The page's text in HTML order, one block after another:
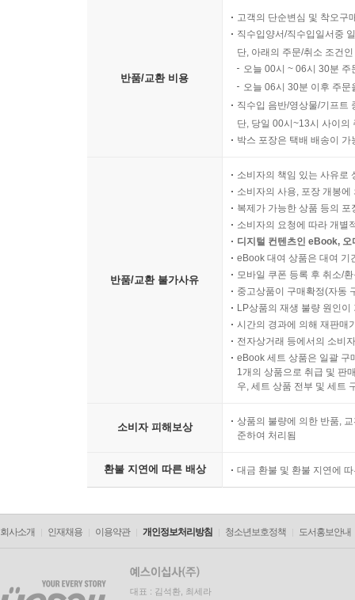
반품/교환 비용
고객의 단순변심 및 착오구
직수입양서/직수입일서중
단, 아래의 주문/취소 조건
오늘 00시 ~ 06시 30분
오늘 06시 30분 이후 주
직수입 음반/영상물/기프트
단, 당일 00시~13시 사이의
박스 포장은 택배 배송이
반품/교환 불가사유
소비자의 책임 있는 사유로
소비자의 사용, 포장 개봉
복제가 가능한 상품 등의
소비자의 요청에 따라 개별
디지털 컨텐츠인 eBook,
eBook 대여 상품은 대여 기
모바일 쿠폰 등록 후 취소/
중고상품이 구매확정(자동
LP상품의 재생 불량 원인
시간의 경과에 의해 재판매
전자상거래 등에서의 소비
eBook 세트 상품은 일괄 구
1개의 상품으로 취급 및 판
우, 세트 상품 전부 및 세트
소비자 피해보상
상품의 불량에 의한 반품,
준하여 처리됨
환불 지연에 따른 배상 대금 환불 및 환불 지연에
회사소개 인재채용 이용약관 개인정보처리방침 청소년보호정책 도서홍보안내
대표 : 김석환, 최세라